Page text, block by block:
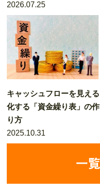
2026.07.25
キャッシュフローを見える
化する「資金繰り表」の作
り方
2025.10.31